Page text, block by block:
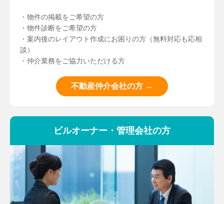
・物件の掲載をご希望の方
・物件診断をご希望の方
・案内後のレイアウト作成にお困りの方（無料対応も応相
談）
・仲介業務をご協力いただける方
不動産仲介会社の方 →
ビルオーナー・管理会社の方